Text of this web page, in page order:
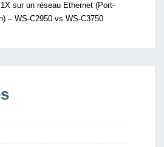
sur un réseau Ethernet (Port-
– WS-C2950 vs WS-C3750